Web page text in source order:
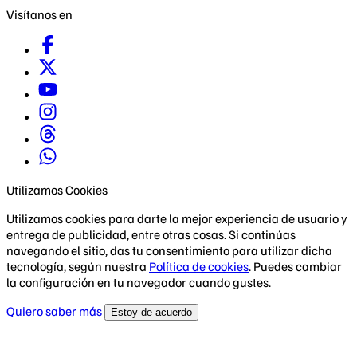
Visítanos en
Utilizamos Cookies
Utilizamos cookies para darte la mejor experiencia de usuario y
entrega de publicidad, entre otras cosas. Si continúas
navegando el sitio, das tu consentimiento para utilizar dicha
tecnología, según nuestra Política de cookies. Puedes cambiar
la configuración en tu navegador cuando gustes.
Quiero saber más
Estoy de acuerdo